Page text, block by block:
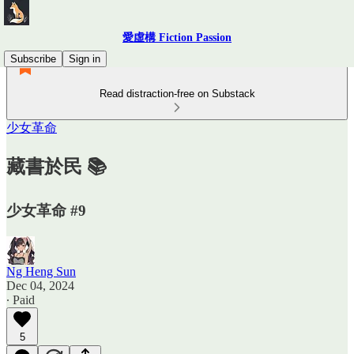
愛虛構 Fiction Passion
Subscribe
Sign in
Read distraction-free on Substack
少女革命
藏書於民 📚
少女革命 #9
Ng Heng Sun
Dec 04, 2024
∙ Paid
5